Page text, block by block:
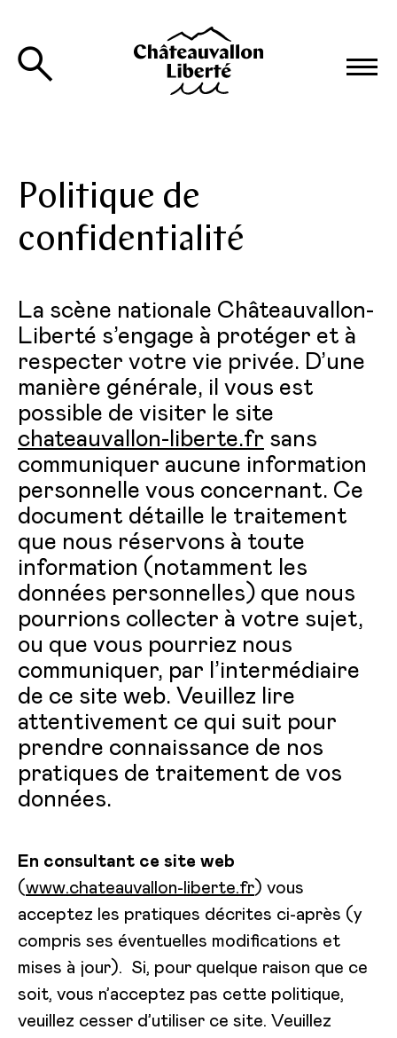
Politique de
confidentialité
La scène nationale Châteauvallon-
Liberté s’engage à protéger et à
respecter votre vie privée. D’une
manière générale, il vous est
possible de visiter le site
chateauvallon-liberte.fr sans
communiquer aucune information
personnelle vous concernant. Ce
document détaille le traitement
que nous réservons à toute
information (notamment les
données personnelles) que nous
pourrions collecter à votre sujet,
ou que vous pourriez nous
communiquer, par l’intermédiaire
de ce site web. Veuillez lire
attentivement ce qui suit pour
prendre connaissance de nos
pratiques de traitement de vos
données.
En consultant ce site web
(www.chateauvallon-liberte.fr) vous
acceptez les pratiques décrites ci-après (y
compris ses éventuelles modifications et
mises à jour). Si, pour quelque raison que ce
soit, vous n’acceptez pas cette politique,
veuillez cesser d’utiliser ce site. Veuillez